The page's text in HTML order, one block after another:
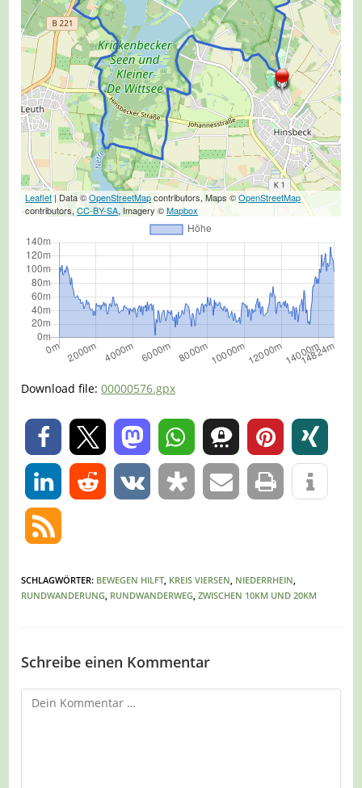
Leaflet| Data ©OpenStreetMapcontributors, Maps ©OpenStreetMap
contributors,CC-BY-SA, Imagery ©Mapbox
Download file:00000576.gpx
0
0
SCHLAGWÖRTER: BEWEGEN HILFT, KREIS VIERSEN, NIEDERRHEIN,
RUNDWANDERUNG, RUNDWANDERWEG, ZWISCHEN 10KM UND 20KM
Schreibe einen Kommentar
Kommentar